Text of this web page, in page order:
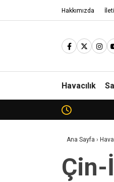
Hakkımızda
Havacılık
Ana Sayfa ›
Çin-